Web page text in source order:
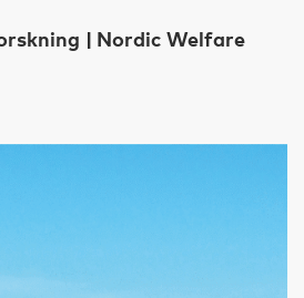
| Nordic Welfare